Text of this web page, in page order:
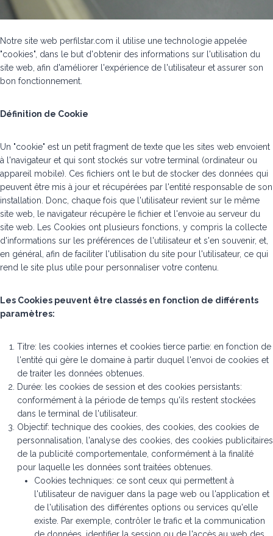
Notre site web perfilstar.com il utilise une technologie appelée
"cookies", dans le but d'obtenir des informations sur l'utilisation du
site web, afin d'améliorer l'expérience de l'utilisateur et assurer son
bon fonctionnement.
Définition de Cookie
Un "cookie" est un petit fragment de texte que les sites web envoient
à l'navigateur et qui sont stockés sur votre terminal (ordinateur ou
appareil mobile). Ces fichiers ont le but de stocker des données qui
peuvent être mis à jour et récupérées par l'entité responsable de son
installation. Donc, chaque fois que l'utilisateur revient sur le même
site web, le navigateur récupère le fichier et l'envoie au serveur du
site web. Les Cookies ont plusieurs fonctions, y compris la collecte
d'informations sur les préférences de l'utilisateur et s'en souvenir, et,
en général, afin de faciliter l'utilisation du site pour l'utilisateur, ce qui
rend le site plus utile pour personnaliser votre contenu.
Les Cookies peuvent être classés en fonction de différents
paramètres:
Titre: les cookies internes et cookies tierce partie: en fonction de
l'entité qui gère le domaine à partir duquel l'envoi de cookies et
de traiter les données obtenues.
Durée: les cookies de session et des cookies persistants:
conformément à la période de temps qu'ils restent stockées
dans le terminal de l'utilisateur.
Objectif: technique des cookies, des cookies, des cookies de
personnalisation, l'analyse des cookies, des cookies publicitaires
de la publicité comportementale, conformément à la finalité
pour laquelle les données sont traitées obtenues.
Cookies techniques: ce sont ceux qui permettent à
l'utilisateur de naviguer dans la page web ou l'application et
de l'utilisation des différentes options ou services qu'elle
existe. Par exemple, contrôler le trafic et la communication